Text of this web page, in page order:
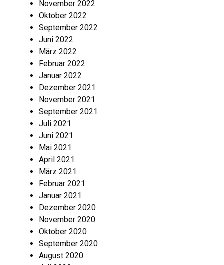
November 2022
Oktober 2022
September 2022
Juni 2022
März 2022
Februar 2022
Januar 2022
Dezember 2021
November 2021
September 2021
Juli 2021
Juni 2021
Mai 2021
April 2021
März 2021
Februar 2021
Januar 2021
Dezember 2020
November 2020
Oktober 2020
September 2020
August 2020